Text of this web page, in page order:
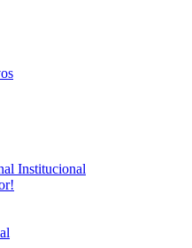
Institucional